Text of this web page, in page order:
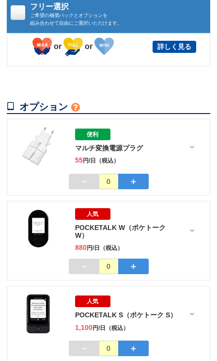
フリー選択
ご希望の補償パックとオプションを
組み合わせて自由にご選択いただけます。
or or 詳しく見る
 オプション 
便利
マルチ変換電源プラグ
55円/日（税込）
－ 0 ＋
人気
POCKETALK W（ポケトーク
W）
880円/日（税込）
－ 0 ＋
人気
POCKETALK S（ポケトーク S）
1,100円/日（税込）
－ 0 ＋